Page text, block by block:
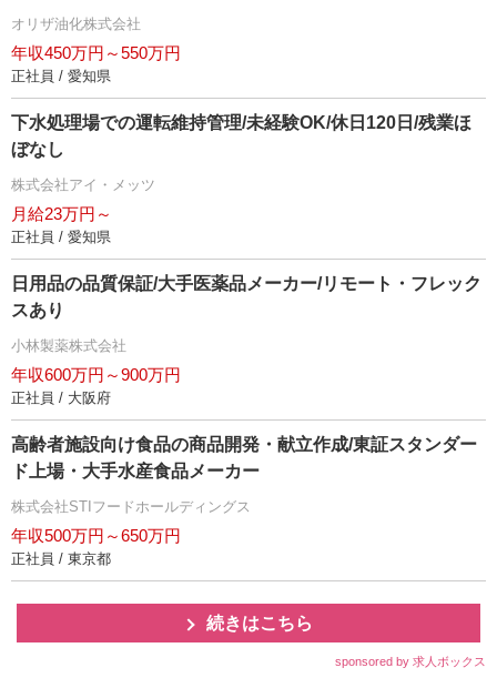
オリザ油化株式会社
年収450万円～550万円
正社員 / 愛知県
下水処理場での運転維持管理/未経験OK/休日120日/残業ほ
ぼなし
株式会社アイ・メッツ
月給23万円～
正社員 / 愛知県
日用品の品質保証/大手医薬品メーカー/リモート・フレック
スあり
小林製薬株式会社
年収600万円～900万円
正社員 / 大阪府
高齢者施設向け食品の商品開発・献立作成/東証スタンダー
ド上場・大手水産食品メーカー
株式会社STIフードホールディングス
年収500万円～650万円
正社員 / 東京都
続きはこちら
sponsored by 求人ボックス